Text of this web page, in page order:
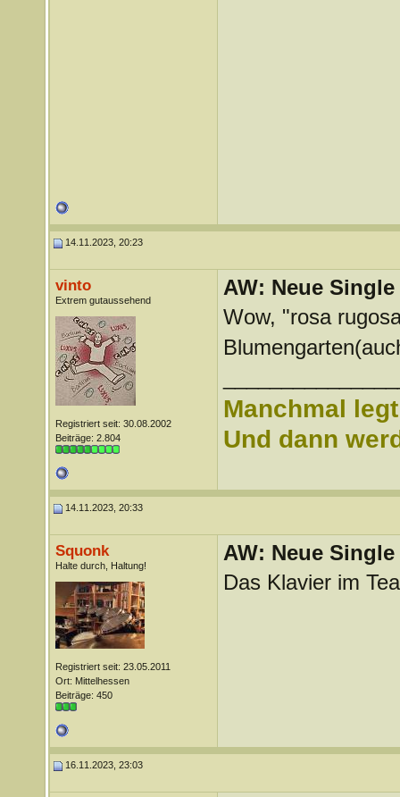
14.11.2023, 20:23
vinto
Extrem gutaussehend
Registriert seit: 30.08.2002
Beiträge: 2.804
AW: Neue
Wow, "rosa
Manchmal
Und dann
14.11.2023, 20:33
Squonk
Halte durch, Haltung!
Registriert seit: 23.05.2011
Ort: Mittelhessen
Beiträge: 450
AW: Neue
Das Klavier im
16.11.2023, 23:03